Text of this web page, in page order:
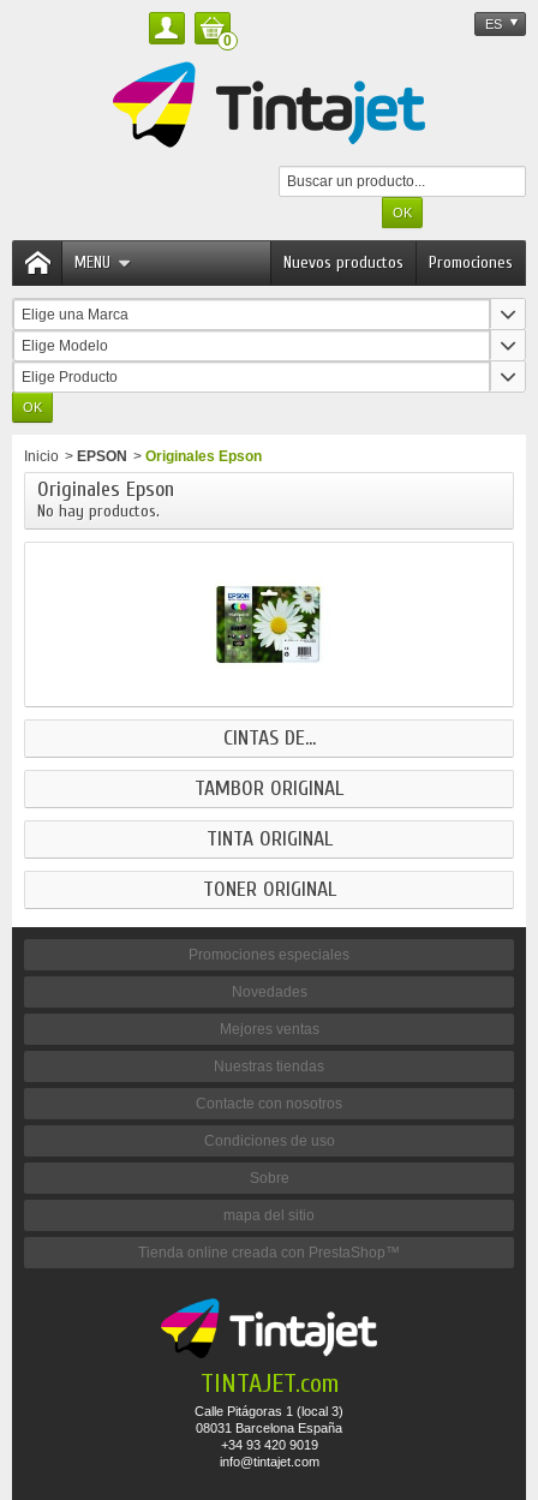
0
ES
MENU Promociones
Nuevos productos
Elige una Marca
Elige Modelo
Elige Producto
Inicio > EPSON > Originales Epson
Originales Epson
No hay productos.
CINTAS DE...
TAMBOR ORIGINAL
TINTA ORIGINAL
TONER ORIGINAL
Promociones especiales
Novedades
Mejores ventas
Nuestras tiendas
Contacte con nosotros
Condiciones de uso
Sobre
mapa del sitio
Tienda online creada con PrestaShop™
TINTAJET.com
Calle Pitágoras 1 (local 3)
08031 Barcelona España
+34 93 420 9019
info@tintajet.com